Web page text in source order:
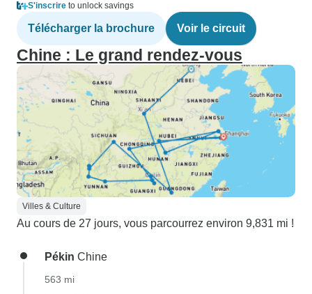
S'inscrire to unlock savings
Télécharger la brochure Voir le circuit
Chine : Le grand rendez-vous
Villes & Culture
Au cours de 27 jours, vous parcourrez environ 9,831 mi !
Pékin Chine
563 mi